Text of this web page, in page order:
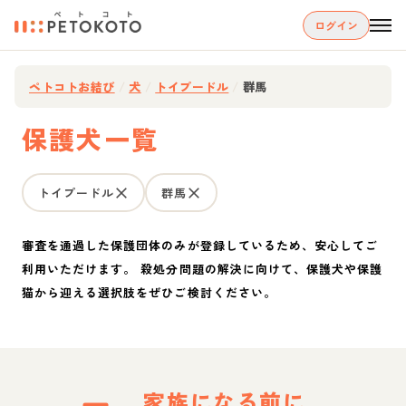
ログイン
ペトコトお結び 犬 トイプードル 群馬
保護犬一覧
トイプードル 群馬
審査を通過した保護団体のみが登録しているため、安心してご
利用いただけます。 殺処分問題の解決に向けて、保護犬や保護
猫から迎える選択肢をぜひご検討ください。